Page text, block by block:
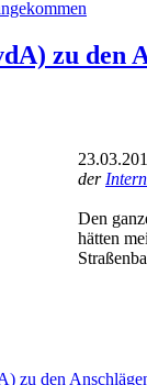
zu den
der
Den
hätten
zu den